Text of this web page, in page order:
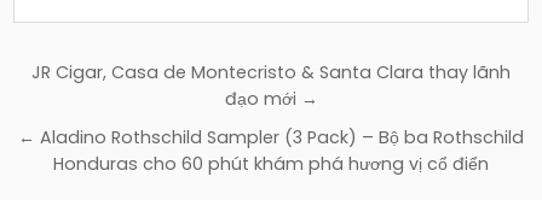
Điều
bài
viết
JR Cigar, Casa de Montecristo & Santa Clara thay lãnh
đạo mới →
← Aladino Rothschild Sampler (3 Pack) – Bộ ba Rothschild
Honduras cho 60 phút khám phá hương vị cổ điển